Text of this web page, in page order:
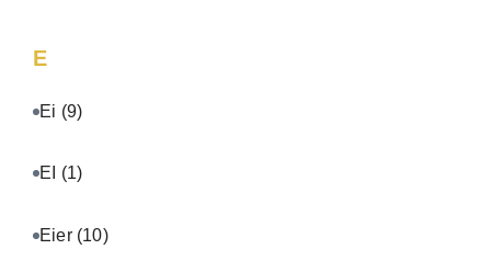
E
Ei (9)
EI (1)
Eier (10)